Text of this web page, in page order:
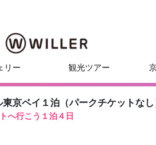
リー 観光ツアー
京ベイ１泊（パークチケットなし
へ行こう１泊４日